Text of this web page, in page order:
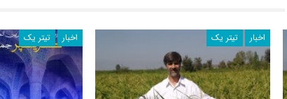
اخبار تیتر یک اخبار تیتر یک